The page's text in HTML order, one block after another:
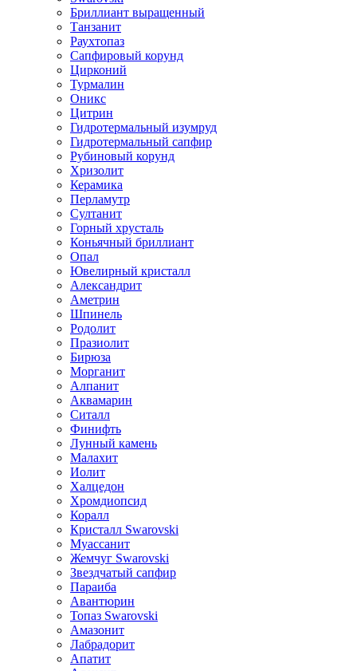
Бриллиант выращенный
Танзанит
Раухтопаз
Сапфировый корунд
Цирконий
Турмалин
Оникс
Цитрин
Гидротермальный изумруд
Гидротермальный сапфир
Рубиновый корунд
Хризолит
Керамика
Перламутр
Султанит
Горный хрусталь
Коньячный бриллиант
Опал
Ювелирный кристалл
Александрит
Аметрин
Шпинель
Родолит
Празиолит
Бирюза
Морганит
Алпанит
Аквамарин
Ситалл
Финифть
Лунный камень
Малахит
Иолит
Халцедон
Хромдиопсид
Коралл
Кристалл Swarovski
Муассанит
Жемчуг Swarovski
Звездчатый сапфир
Параиба
Авантюрин
Топаз Swarovski
Амазонит
Лабрадорит
Апатит